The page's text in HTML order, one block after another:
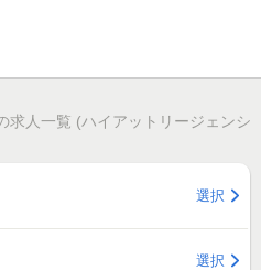
求人一覧 (ハイアットリージェンシ
選択
選択